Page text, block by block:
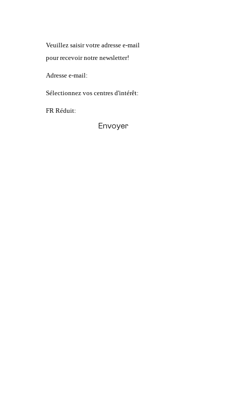
Veuillez saisir votre adresse e-mail
pour recevoir notre newsletter!
Adresse e-mail:
Sélectionnez vos centres d'intérêt:
FR Réduit: